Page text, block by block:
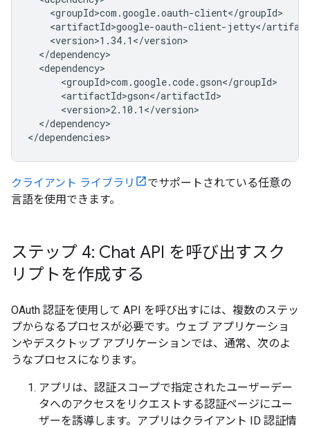
</dependency>
クライアント ライブラリ
でサポートされている任意の
言語を使用できます。
ステップ 4: Chat API を呼び出すスク
リプトを作成する
OAuth 認証を使用して API を呼び出すには、複数のステッ
プからなるプロセスが必要です。ウェブ アプリケーショ
ンやデスクトップ アプリケーションでは、通常、次のよ
うなプロセスになります。
アプリは、認証スコープで指定されたユーザーデー
タへのアクセスをリクエストする認証ページにユー
ザーを誘導します。アプリはクライアント ID 認証情